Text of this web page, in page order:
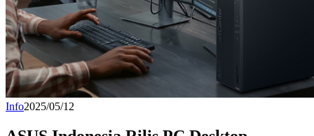
Info2025/05/12